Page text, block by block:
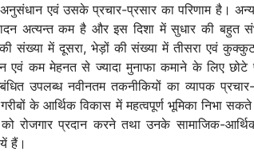
एवं उसके प्रचार-प्रसार का परिणाम है।
अत्यन्त कम है और इस दिशा में सुधार की बहुत
की संख्या में दूसरा, भेड़ों की संख्या में तीसरा एवं
एवं कम मेहनत से ज्यादा मुनाफा कमाने के लिए
उपलब्ध नवीनतम तकनीकियों का व्यापक
के आर्थिक विकास में महत्वपूर्ण भूमिका निभा
को रोजगार प्रदान करने तथा उनके सामाजिक-
हैं।